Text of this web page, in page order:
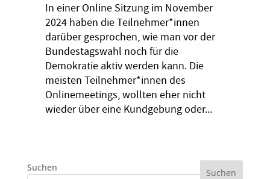
In einer Online Sitzung im November
2024 haben die Teilnehmer*innen
darüber gesprochen, wie man vor der
Bundestagswahl noch für die
Demokratie aktiv werden kann. Die
meisten Teilnehmer*innen des
Onlinemeetings, wollten eher nicht
wieder über eine Kundgebung oder...
Suchen Suchen